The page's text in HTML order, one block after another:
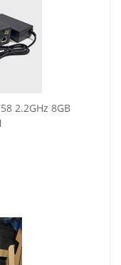
2.2GHz 8GB